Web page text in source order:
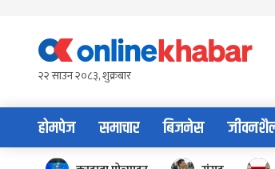
content२२ साउन २०८३, शुक्रबार
होमपेज समाचार बिजनेस